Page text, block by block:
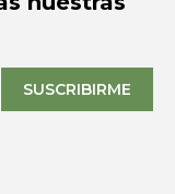
SUSCRIBIRME